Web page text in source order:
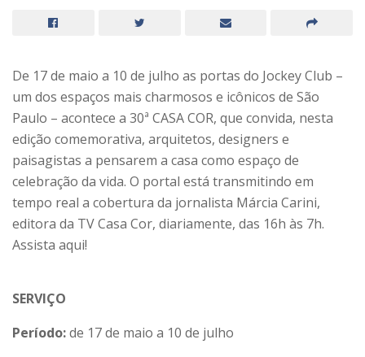
De 17 de maio a 10 de julho as portas do Jockey Club –
um dos espaços mais charmosos e icônicos de São
Paulo – acontece a 30ª CASA COR, que convida, nesta
edição comemorativa, arquitetos, designers e
paisagistas a pensarem a casa como espaço de
celebração da vida. O portal está transmitindo em
tempo real a cobertura da jornalista Márcia Carini,
editora da TV Casa Cor, diariamente, das 16h às 7h.
Assista aqui!
SERVIÇO
Período:de 17 de maio a 10 de julho